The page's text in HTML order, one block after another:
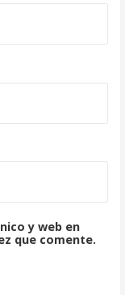
y web en
que comente.